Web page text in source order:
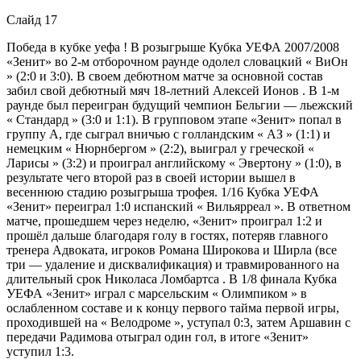
Слайд 17
Победа в кубке уефа ! В розыгрыше Кубка УЕФА 2007/2008
«Зенит» во 2-м отборочном раунде одолел словацкий « ВиОн
» (2:0 и 3:0). В своем дебютном матче за основной состав
забил свой дебютный мяч 18-летний Алексей Ионов . В 1-м
раунде был переигран будущий чемпион Бельгии — льежский
« Стандард » (3:0 и 1:1). В групповом этапе «Зенит» попал в
группу A, где сыграл вничью с голландским « АЗ » (1:1) и
немецким « Нюрнбергом » (2:2), выиграл у греческой «
Ларисы » (3:2) и проиграл английскому « Эвертону » (1:0), в
результате чего второй раз в своей истории вышел в
весеннюю стадию розыгрыша трофея. 1/16 Кубка УЕФА
«Зенит» переиграл 1:0 испанский « Вильярреал ». В ответном
матче, прошедшем через неделю, «Зенит» проиграл 1:2 и
прошёл дальше благодаря голу в гостях, потеряв главного
тренера Адвоката, игроков Романа Широкова и Ширла (все
три — удаление и дисквалификация) и травмированного на
длительный срок Николаса Ломбартса . В 1/8 финала Кубка
УЕФА «Зенит» играл с марсельским « Олимпиком » в
ослабленном составе и к концу первого тайма первой игры,
проходившей на « Велодроме », уступал 0:3, затем Аршавин с
передачи Радимова отыграл один гол, в итоге «Зенит»
уступил 1:3.